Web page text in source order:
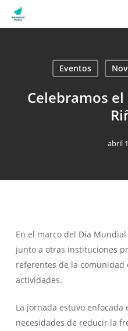
Eventos
Celebramos
abril
En el marco del Día
junto a otras instituciones
referentes de la comunidad
actividades.
La jornada estuvo
necesidades de reducir la